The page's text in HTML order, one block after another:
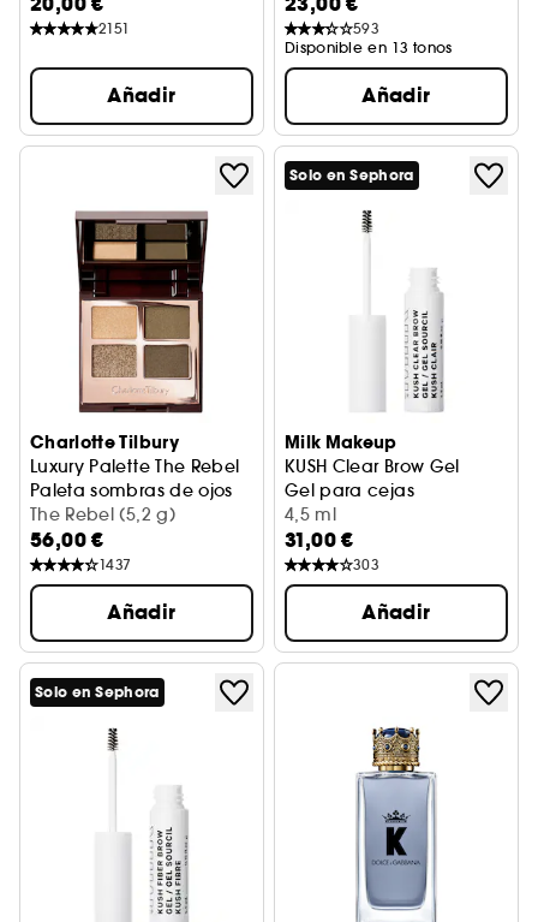
2151
Añadir
593
Disponible en 13 tonos
Añadir
Charlotte Tilbury
Luxury Palette The Rebel
Paleta sombras de ojos
The Rebel (5,2 g)
56,00 €
1437
Añadir
Solo en Sephora
Milk Makeup
KUSH Clear Brow Gel
Gel para cejas
4,5 ml
31,00 €
303
Añadir
Solo en Sephora